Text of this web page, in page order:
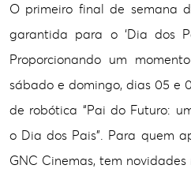
O primeiro final de semana
garantida para o ‘Dia dos
Proporcionando um
sábado e domingo, dias 05 e
de robótica “Pai do Futuro:
o Dia dos Pais”. Para quem
GNC Cinemas, tem